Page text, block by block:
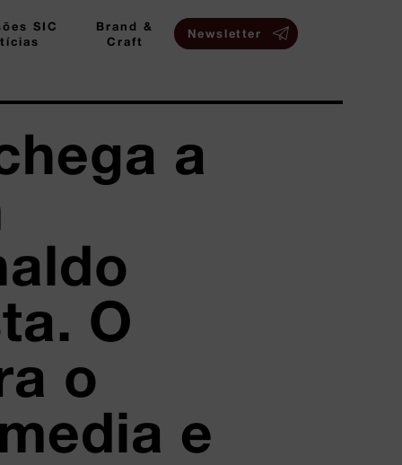
SIC
Brand &
Craft
Newsletter
a
O
o
e